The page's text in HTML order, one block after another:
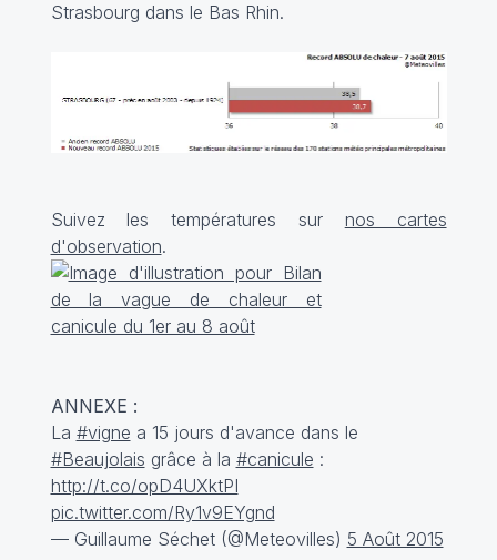
Strasbourg dans le Bas Rhin.
Suivez les températures sur nos cartes
d'observation.
ANNEXE :
La #vigne a 15 jours d'avance dans le
#Beaujolais grâce à la #canicule :
http://t.co/opD4UXktPI
pic.twitter.com/Ry1v9EYgnd
— Guillaume Séchet (@Meteovilles) 5 Août 2015